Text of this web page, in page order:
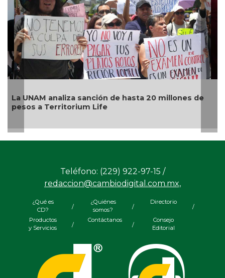
La UNAM analiza sanción de hasta 20 millones de
pesos a Territorium Life
Teléfono: (229) 922-97-15 /
redaccion@cambiodigital.com.mx,
¿Qué es
CD?
/
¿Quiénes
somos?
/
Directorio
/
Productos
y Servicios
/
Contáctanos
/
Consejo
Editorial